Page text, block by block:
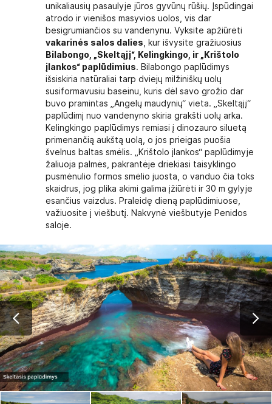
unikaliausių pasaulyje jūros gyvūnų rūšių. Įspūdingai
atrodo ir vienišos masyvios uolos, vis dar
besigrumiančios su vandenynu. Vyksite apžiūrėti
vakarinės salos dalies , kur išvysite gražiuosius
Bilabongo, „Skeltąjį“, Kelingkingo, ir „Krištolo
įlankos“ paplūdimius. Bilabongo paplūdimys
išsiskiria natūraliai tarp dviejų milžiniškų uolų
susiformavusiu baseinu, kuris dėl savo grožio dar
buvo pramintas „Angelų maudynių“ vieta. „Skeltąjį“
paplūdimį nuo vandenyno skiria grakšti uolų arka.
Kelingkingo paplūdimys remiasi į dinozauro siluetą
primenančią aukštą uolą, o jos prieigas puošia
švelnus baltas smėlis. „Krištolo įlankos“ paplūdimyje
žaliuoja palmės, pakrantėje driekiasi taisyklingo
pusmėnulio formos smėlio juosta, o vanduo čia toks
skaidrus, jog plika akimi galima įžiūrėti ir 30 m gylyje
esančius vaizdus. Praleidę dieną paplūdimiuose,
važiuosite į viešbutį. Nakvynė viešbutyje Penidos
saloje.